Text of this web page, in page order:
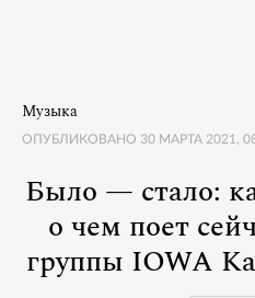
Музыка
ОПУБЛИКОВАНО 30 МАРТА 2021,
Было — стало:
о чем поет
группы IOWA